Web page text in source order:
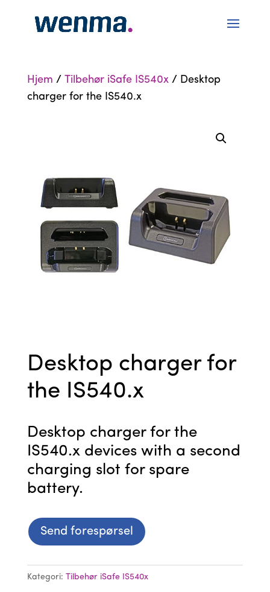
Hjem / Tilbehør iSafe IS540x/ Desktop
charger for the IS540.x
Desktop charger for
the IS540.x
Desktop charger for the
IS540.x devices with a second
charging slot for spare
battery.
Send forespørsel
Kategori: Tilbehør iSafe IS540x